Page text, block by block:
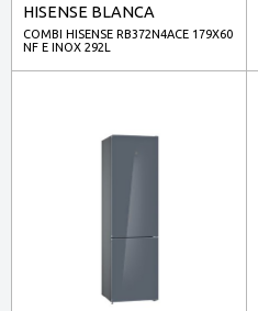
HISENSE BLANCA
COMBI HISENSE RB372N4ACE 179X60
NF E INOX 292L